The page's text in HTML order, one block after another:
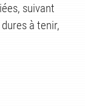
suivant
à tenir,